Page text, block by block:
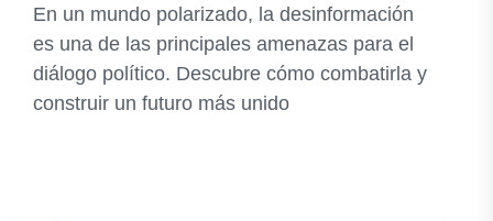
En un mundo polarizado, la desinformación
es una de las principales amenazas para el
diálogo político. Descubre cómo combatirla y
construir un futuro más unido